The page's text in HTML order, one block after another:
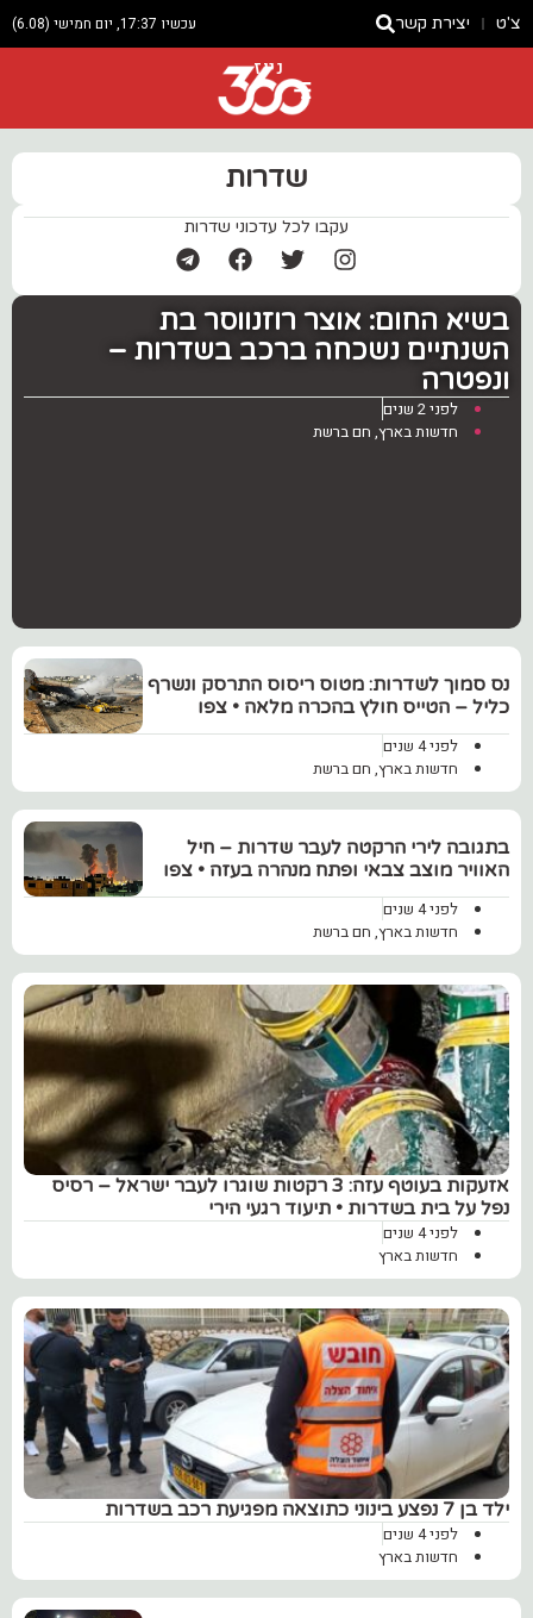
צ'ט יצירת קשר עכשיו 17:37, יום חמישי (6.08)
ניוז
שדרות
עקבו לכל עדכוני שדרות
בשיא החום: אוצר רוזנווסר בת
השנתיים נשכחה ברכב בשדרות –
ונפטרה
לפני 2 שנים
חדשות בארץ, חם ברשת
‏נס סמוך לשדרות: מטוס ריסוס התרסק ונשרף
כליל – הטייס חולץ בהכרה מלאה • צפו
לפני 4 שנים
חדשות בארץ, חם ברשת
בתגובה לירי הרקטה לעבר שדרות – חיל
האוויר מוצב צבאי ופתח מנהרה בעזה • צפו
לפני 4 שנים
חדשות בארץ, חם ברשת
אזעקות בעוטף עזה: 3 רקטות שוגרו לעבר ישראל – רסיס
נפל על בית בשדרות • תיעוד רגעי הירי
לפני 4 שנים
חדשות בארץ
ילד בן 7 נפצע בינוני כתוצאה מפגיעת רכב בשדרות
לפני 4 שנים
חדשות בארץ